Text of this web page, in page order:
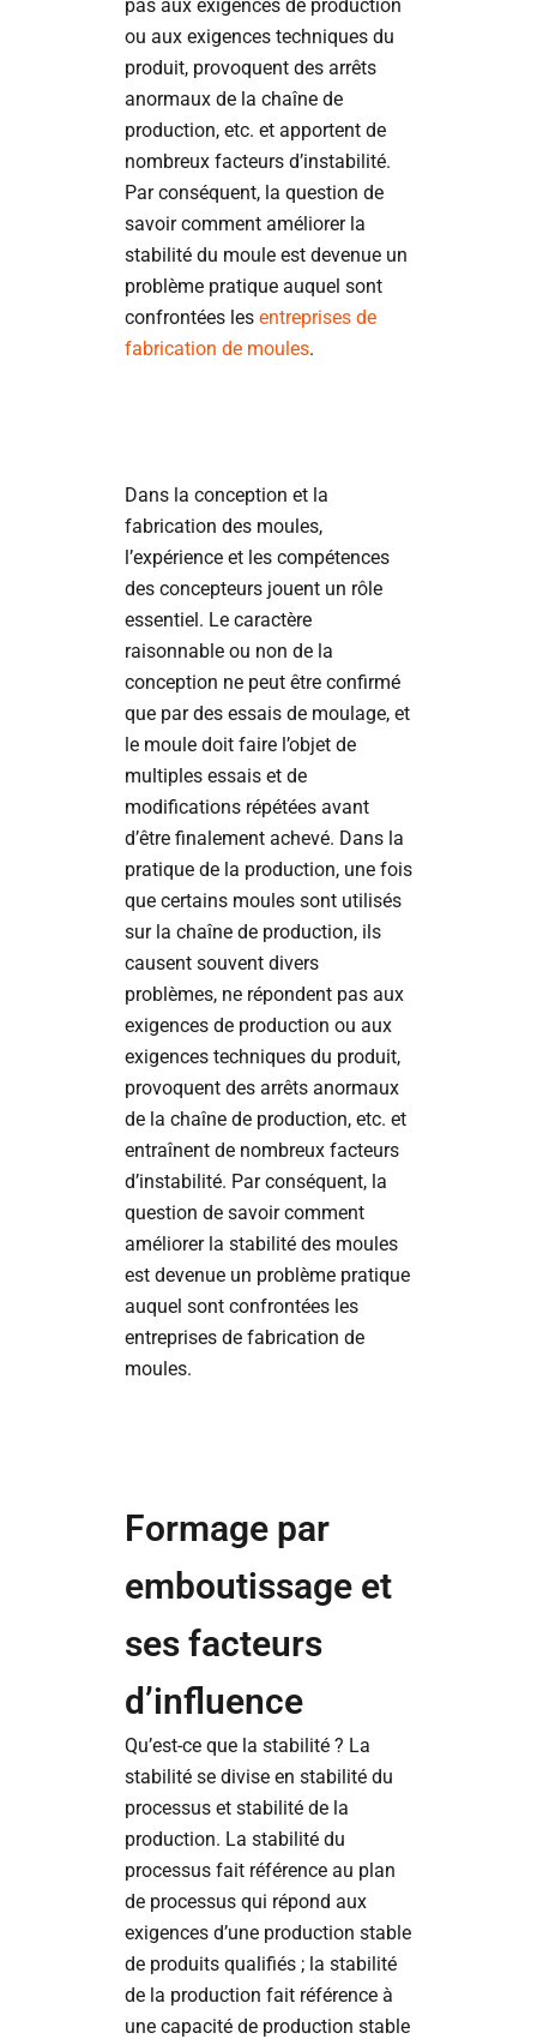
pas aux exigences de production
ou aux exigences techniques du
produit, provoquent des arrêts
anormaux de la chaîne de
production, etc. et apportent de
nombreux facteurs d’instabilité.
Par conséquent, la question de
savoir comment améliorer la
stabilité du moule est devenue un
problème pratique auquel sont
confrontées les entreprises de
fabrication de moules.
Dans la conception et la
fabrication des moules,
l’expérience et les compétences
des concepteurs jouent un rôle
essentiel. Le caractère
raisonnable ou non de la
conception ne peut être confirmé
que par des essais de moulage, et
le moule doit faire l’objet de
multiples essais et de
modifications répétées avant
d’être finalement achevé. Dans la
pratique de la production, une fois
que certains moules sont utilisés
sur la chaîne de production, ils
causent souvent divers
problèmes, ne répondent pas aux
exigences de production ou aux
exigences techniques du produit,
provoquent des arrêts anormaux
de la chaîne de production, etc. et
entraînent de nombreux facteurs
d’instabilité. Par conséquent, la
question de savoir comment
améliorer la stabilité des moules
est devenue un problème pratique
auquel sont confrontées les
entreprises de fabrication de
moules.
Formage par
emboutissage et
ses facteurs
d’influence
Qu’est-ce que la stabilité ? La
stabilité se divise en stabilité du
processus et stabilité de la
production. La stabilité du
processus fait référence au plan
de processus qui répond aux
exigences d’une production stable
de produits qualifiés ; la stabilité
de la production fait référence à
une capacité de production stable